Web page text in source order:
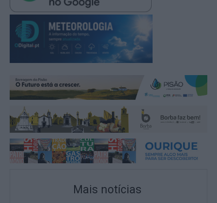
Mais notícias